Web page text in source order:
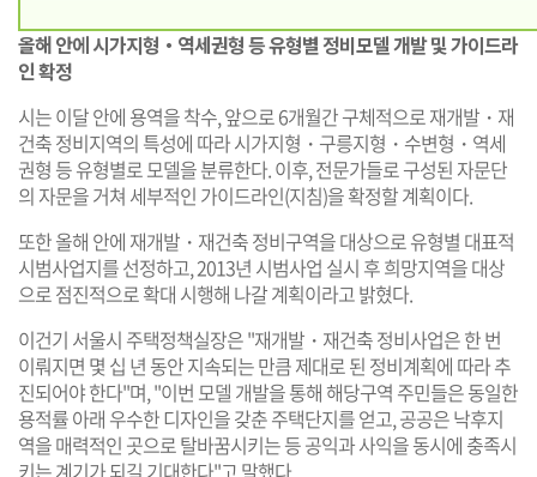
올해 안에 시가지형・역세권형 등 유형별 정비모델 개발 및 가이드라
인 확정
시는 이달 안에 용역을 착수, 앞으로 6개월간 구체적으로 재개발・재
건축 정비지역의 특성에 따라 시가지형・구릉지형・수변형・역세
권형 등 유형별로 모델을 분류한다. 이후, 전문가들로 구성된 자문단
의 자문을 거쳐 세부적인 가이드라인(지침)을 확정할 계획이다.
또한 올해 안에 재개발・재건축 정비구역을 대상으로 유형별 대표적
시범사업지를 선정하고, 2013년 시범사업 실시 후 희망지역을 대상
으로 점진적으로 확대 시행해 나갈 계획이라고 밝혔다.
이건기 서울시 주택정책실장은 "재개발・재건축 정비사업은 한 번
이뤄지면 몇 십 년 동안 지속되는 만큼 제대로 된 정비계획에 따라 추
진되어야 한다"며, "이번 모델 개발을 통해 해당구역 주민들은 동일한
용적률 아래 우수한 디자인을 갖춘 주택단지를 얻고, 공공은 낙후지
역을 매력적인 곳으로 탈바꿈시키는 등 공익과 사익을 동시에 충족시